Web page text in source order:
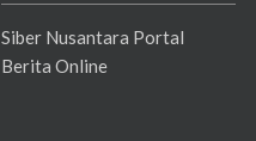
Siber Nusantara Portal
Berita Online